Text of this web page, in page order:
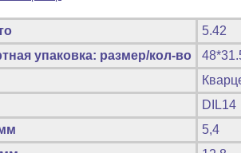
5.42
упаковка: размер/кол-во
DIL14
5,4